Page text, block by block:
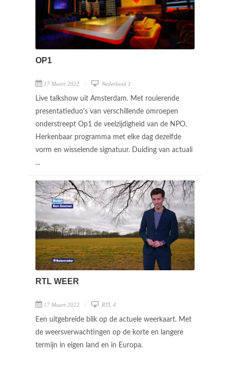
OP1
17 Maart 2022 Nederland 1
Live talkshow uit Amsterdam. Met roulerende
presentatieduo's van verschillende omroepen
onderstreept Op1 de veelzijdigheid van de NPO.
Herkenbaar programma met elke dag dezelfde
vorm en wisselende signatuur. Duiding van actuali
...
RTL WEER
17 Maart 2022 RTL 4
Een uitgebreide blik op de actuele weerkaart. Met
de weersverwachtingen op de korte en langere
termijn in eigen land en in Europa.